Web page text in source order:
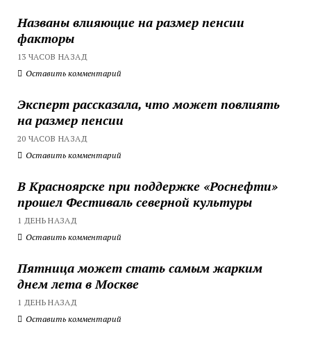
Названы влияющие на размер пенсии
факторы
13 ЧАСОВ НАЗАД
Оставить комментарий
Эксперт рассказала, что может повлиять
на размер пенсии
20 ЧАСОВ НАЗАД
Оставить комментарий
В Красноярске при поддержке «Роснефти»
прошел Фестиваль северной культуры
1 ДЕНЬ НАЗАД
Оставить комментарий
Пятница может стать самым жарким
днем лета в Москве
1 ДЕНЬ НАЗАД
Оставить комментарий